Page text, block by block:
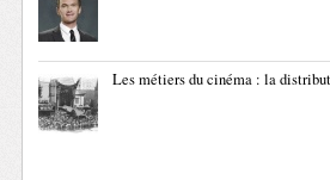
Les métiers du cinéma : la